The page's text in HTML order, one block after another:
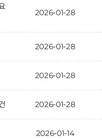
2026-01-28
2026-01-28
2026-01-28
2026-01-28
2026-01-14